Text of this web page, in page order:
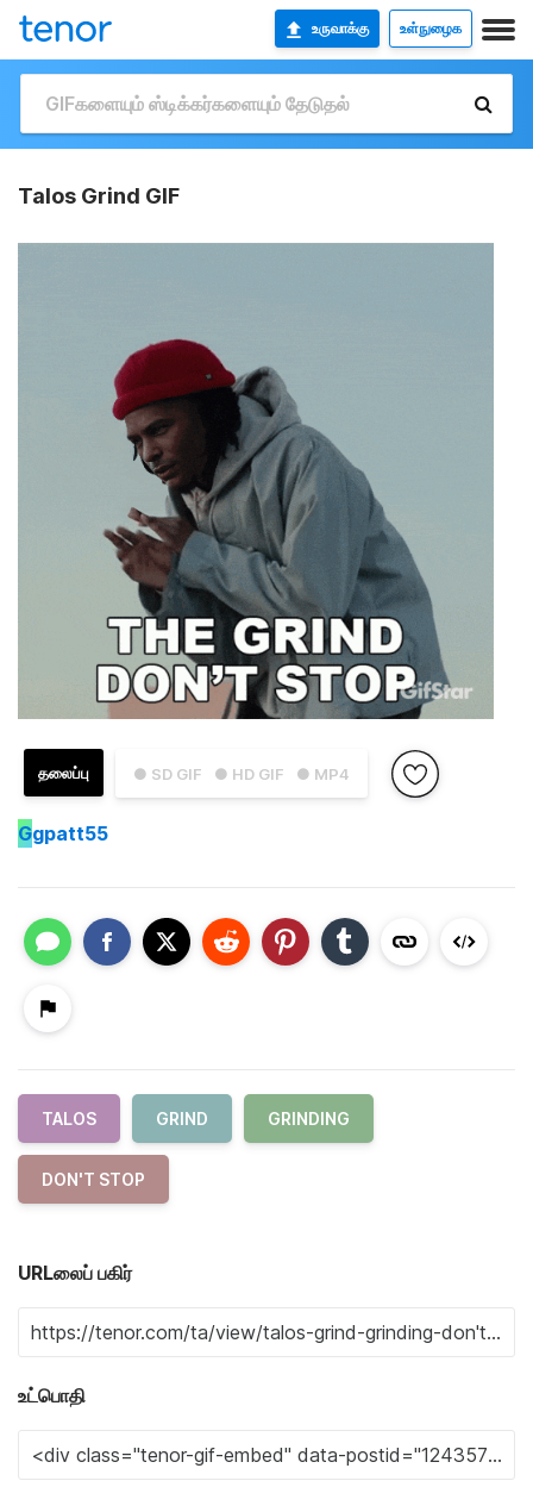
உருவாக்கு உள்நுழைக
Talos Grind GIF
● SD GIF ● HD GIF ● MP4
தலைப்பு
Ggpatt55
TALOS GRIND GRINDING
DON'T STOP
URLலைப் பகிர்
உட்பொதி